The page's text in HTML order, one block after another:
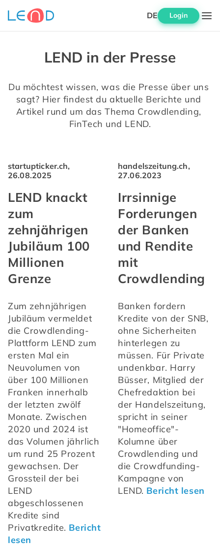
DE Login
LEND in der Presse
Du möchtest wissen, was die Presse über uns
sagt? Hier findest du aktuelle Berichte und
Artikel rund um das Thema Crowdlending,
FinTech und LEND.
startupticker.ch,
26.08.2025
LEND knackt
zum
zehnjährigen
Jubiläum 100
Millionen
Grenze
Zum zehnjährigen
Jubiläum vermeldet
die Crowdlending-
Plattform LEND zum
ersten Mal ein
Neuvolumen von
über 100 Millionen
Franken innerhalb
der letzten zwölf
Monate. Zwischen
2020 und 2024 ist
das Volumen jährlich
um rund 25 Prozent
gewachsen. Der
Grossteil der bei
LEND
abgeschlossenen
Kredite sind
Privatkredite. Bericht
lesen
handelszeitung.ch,
27.06.2023
Irrsinnige
Forderungen
der Banken
und Rendite
mit
Crowdlending
Banken fordern
Kredite von der SNB,
ohne Sicherheiten
hinterlegen zu
müssen. Für Private
undenkbar. Harry
Büsser, Mitglied der
Chefredaktion bei
der Handelszeitung,
spricht in seiner
"Homeoffice"-
Kolumne über
Crowdlending und
die Crowdfunding-
Kampagne von
LEND. Bericht lesen